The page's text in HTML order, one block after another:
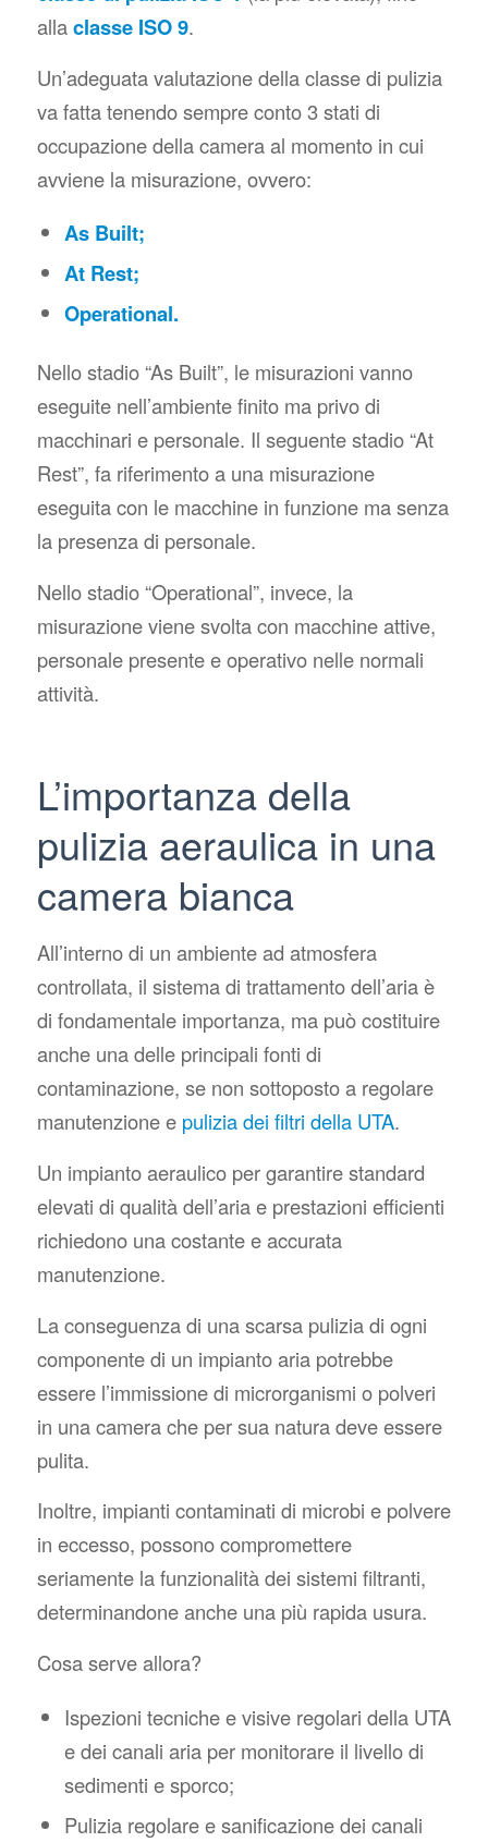
allaclasse ISO 9.
Un’adeguata valutazione della classe di pulizia
va fatta tenendo sempre conto 3 stati di
occupazione della camera al momento in cui
avviene la misurazione, ovvero:
As Built;
At Rest;
Operational.
Nello stadio “As Built”, le misurazioni vanno
eseguite nell’ambiente finito ma privo di
macchinari e personale. Il seguente stadio “At
Rest”, fa riferimento a una misurazione
eseguita con le macchine in funzione ma senza
la presenza di personale.
Nello stadio “Operational”, invece, la
misurazione viene svolta con macchine attive,
personale presente e operativo nelle normali
attività.
L’importanza della
pulizia aeraulica in una
camera bianca
All’interno di un ambiente ad atmosfera
controllata, il sistema di trattamento dell’aria è
di fondamentale importanza, ma può costituire
anche una delle principali fonti di
contaminazione, se non sottoposto a regolare
manutenzione e pulizia dei filtri della UTA.
Un impianto aeraulico per garantire standard
elevati di qualità dell’aria e prestazioni efficienti
richiedono una costante e accurata
manutenzione.
La conseguenza di una scarsa pulizia di ogni
componente di un impianto aria potrebbe
essere l’immissione di microrganismi o polveri
in una camera che per sua natura deve essere
pulita.
Inoltre, impianti contaminati di microbi e polvere
in eccesso, possono compromettere
seriamente la funzionalità dei sistemi filtranti,
determinandone anche una più rapida usura.
Cosa serve allora?
Ispezioni tecniche e visive regolari della UTA
e dei canali aria per monitorare il livello di
sedimenti e sporco;
Pulizia regolare e sanificazione dei canali